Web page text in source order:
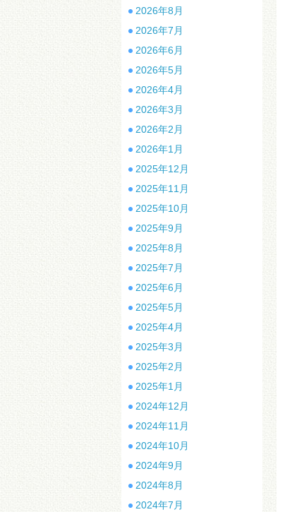
2026年8月
2026年7月
2026年6月
2026年5月
2026年4月
2026年3月
2026年2月
2026年1月
2025年12月
2025年11月
2025年10月
2025年9月
2025年8月
2025年7月
2025年6月
2025年5月
2025年4月
2025年3月
2025年2月
2025年1月
2024年12月
2024年11月
2024年10月
2024年9月
2024年8月
2024年7月